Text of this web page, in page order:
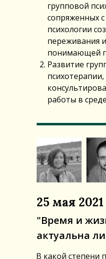
групповой
сопряженных
психологии
переживания
понимающей
Развитие
работы в
25 мая 2021
"Время и
актуальна
В какой степени